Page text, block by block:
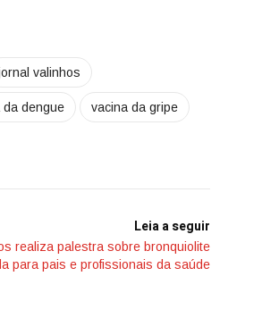
valinhos
da dengue vacina da gripe
Leia a seguir
realiza palestra sobre bronquiolite
para pais e profissionais da saúde